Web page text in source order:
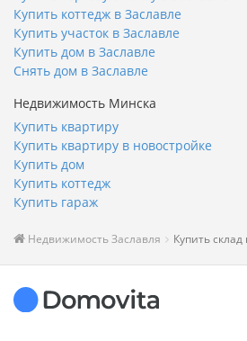
Купить коттедж в Заславле
Купить участок в Заславле
Купить дом в Заславле
Снять дом в Заславле
Недвижимость Минска
Купить квартиру
Купить квартиру в новостройке
Купить дом
Купить коттедж
Купить гараж
Недвижимость Заславля Купить склад